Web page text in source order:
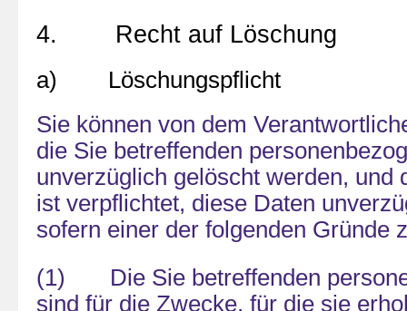
4. Recht auf Löschung
a) Löschungspflicht
Sie können von dem
die Sie betreffenden
unverzüglich gelöscht werden, und
ist verpflichtet, diese Daten
sofern einer der folgenden Gründe
(1) Die Sie betreffenden
sind für die Zwecke, für die sie